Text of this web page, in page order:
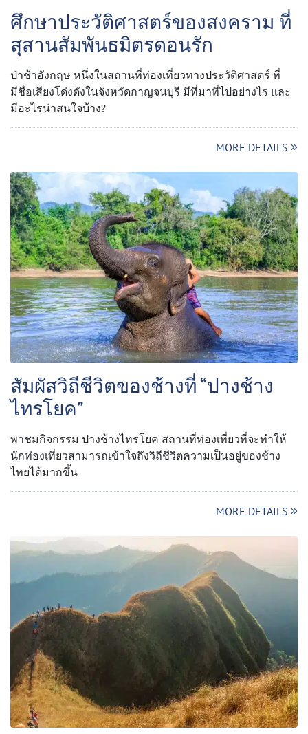
ศึกษาประวัติศาสตร์ของสงคราม ที่
สุสานสัมพันธมิตรดอนรัก
ป่าช้าอังกฤษ หนึ่งในสถานที่ท่องเที่ยวทางประวัติศาสตร์ ที่
มีชื่อเสียงโด่งดังในจังหวัดกาญจนบุรี มีที่มาที่ไปอย่างไร และ
มีอะไรน่าสนใจบ้าง?
MORE DETAILS
สัมผัสวิถีชีวิตของช้างที่ “ปางช้าง
ไทรโยค”
พาชมกิจกรรม ปางช้างไทรโยค สถานที่ท่องเที่ยวที่จะทำให้
นักท่องเที่ยวสามารถเข้าใจถึงวิถีชีวิตความเป็นอยู่ของช้าง
ไทยได้มากขึ้น
MORE DETAILS